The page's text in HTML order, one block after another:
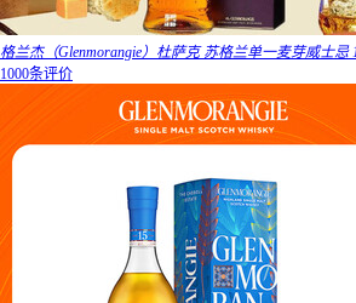
格兰杰（Glenmorangie）杜萨克 苏格兰单一麦芽威士忌
1000条评价